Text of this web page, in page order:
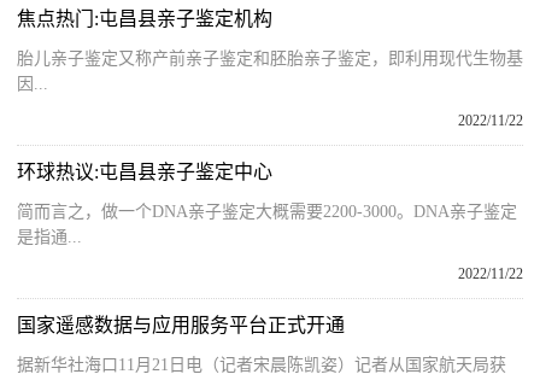
焦点热门:屯昌县亲子鉴定机构
胎儿亲子鉴定又称产前亲子鉴定和胚胎亲子鉴定，即利用现代生物基
因...
2022/11/22
环球热议:屯昌县亲子鉴定中心
简而言之，做一个DNA亲子鉴定大概需要2200-3000。DNA亲子鉴定
是指通...
2022/11/22
国家遥感数据与应用服务平台正式开通
据新华社海口11月21日电（记者宋晨陈凯姿）记者从国家航天局获